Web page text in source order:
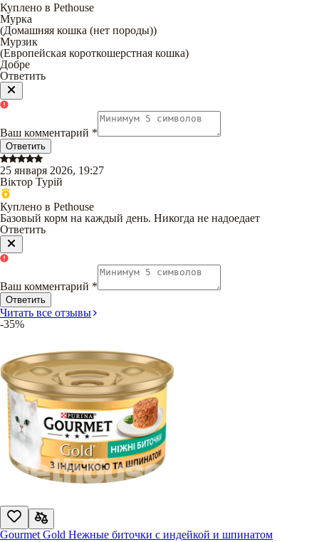
Куплено в Pethouse
Мурка
(Домашняя кошка (нет породы))
Мурзик
(Европейская короткошерстная кошка)
Добре
Ответить
Ваш комментарий *
Ответить
25 января 2026, 19:27
Віктор Турій
Куплено в Pethouse
Базовый корм на каждый день. Никогда не надоедает
Ответить
Ваш комментарий *
Ответить
Читать все отзывы
-35%
Gourmet Gold Нежные биточки с индейкой и шпинатом